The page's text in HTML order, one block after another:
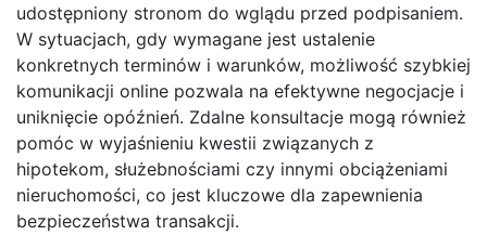
udostępniony stronom do wglądu przed podpisaniem.
W sytuacjach, gdy wymagane jest ustalenie
konkretnych terminów i warunków, możliwość szybkiej
komunikacji online pozwala na efektywne negocjacje i
uniknięcie opóźnień. Zdalne konsultacje mogą również
pomóc w wyjaśnieniu kwestii związanych z
hipotekom, służebnościami czy innymi obciążeniami
nieruchomości, co jest kluczowe dla zapewnienia
bezpieczeństwa transakcji.